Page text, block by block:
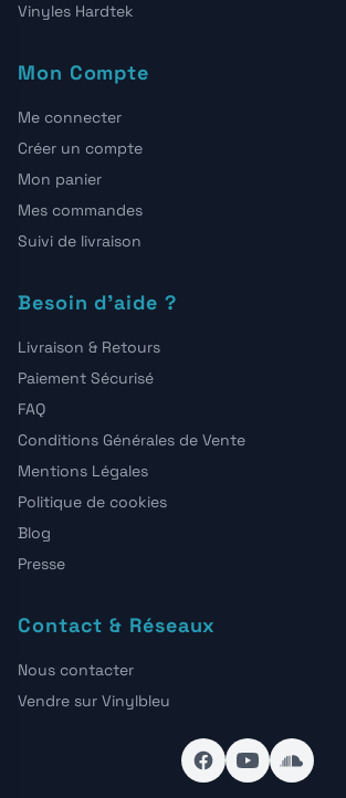
Vinyles Hardtek
Mon Compte
Me connecter
Créer un compte
Mon panier
Mes commandes
Suivi de livraison
Besoin d'aide ?
Livraison & Retours
Paiement Sécurisé
FAQ
Conditions Générales de Vente
Mentions Légales
Politique de cookies
Blog
Presse
Contact & Réseaux
Nous contacter
Vendre sur Vinylbleu